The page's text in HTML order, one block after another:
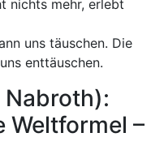
nichts mehr, erlebt
uns täuschen. Die
enttäuschen.
Nabroth):
Weltformel –